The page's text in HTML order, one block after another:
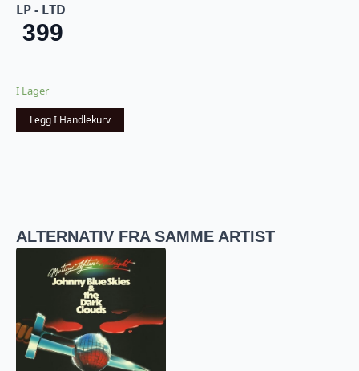
LP - LTD
399
I Lager
Legg I Handlekurv
ALTERNATIV FRA SAMME ARTIST